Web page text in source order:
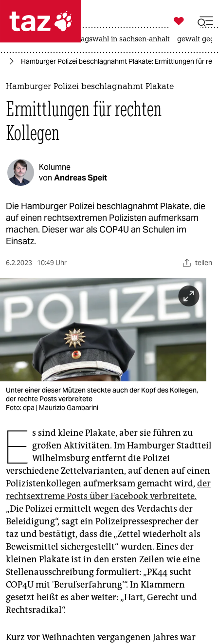
 taz zahl ich
taz zahl ich
themen
politik
öko
kultur
berlin
nord
wahrheit
verlag
verlag
veranstaltungen
shop
fragen & hilfe
unterstützen
abo
epaper login

taz zahl ich
landtagswahl in sachsen-anhalt gewalt
Hamburger Polizei beschlagnahmt Plakate: Ermittlungen für
Hamburger Polizei beschlagnahmt Plakate
Ermittlungen für rechten
Kollegen
Kolumne
von Andreas Speit
Die Hamburger Polizei beschlagnahmt Plakate, die
auf einen rechtsextremen Polizisten aufmerksam
machen. Dieser war als COP4U an Schulen im
Einsatz.
6.2.2023 10:49 Uhr teilen
Unter einer dieser Mützen steckte auch der Kopf des Kollegen,
der rechte Posts verbreitete
Foto: dpa | Maurizio Gambarini
E s sind kleine Plakate, aber sie führen zu
großen Aktivitäten. Im Hamburger Stadtteil
Wilhelmsburg entfernt die Polizei
verschiedene Zettelvarianten, auf denen auf einen
Polizistenkollegen aufmerksam gemacht wird, der
rechtsextreme Posts über Facebook verbreitete.
„Die Polizei ermittelt wegen des Verdachts der
Beleidigung“, sagt ein Polizeipressesprecher der
taz und bestätigt, dass die „Zettel wiederholt als
Beweismittel sichergestellt“ wurden. Eines der
kleinen Plakate ist in den ersten Zeilen wie eine
Stellenausschreibung formuliert: „PK44 sucht
COP4U mit 'Berufserfahrung’“. In Klammern
gesetzt heißt es aber weiter: „Hart, Gerecht und
Rechtsradikal“.
Kurz vor Weihnachten vergangenen Jahres war